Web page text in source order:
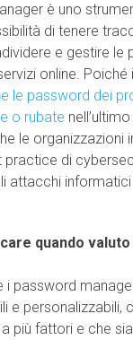
è uno
di tenere
e gestire le
online. Poiché
le password dei
o rubate
le organizzazioni
practice di
attacchi
quando
i password
e personalizzabili,
a più fattori e che